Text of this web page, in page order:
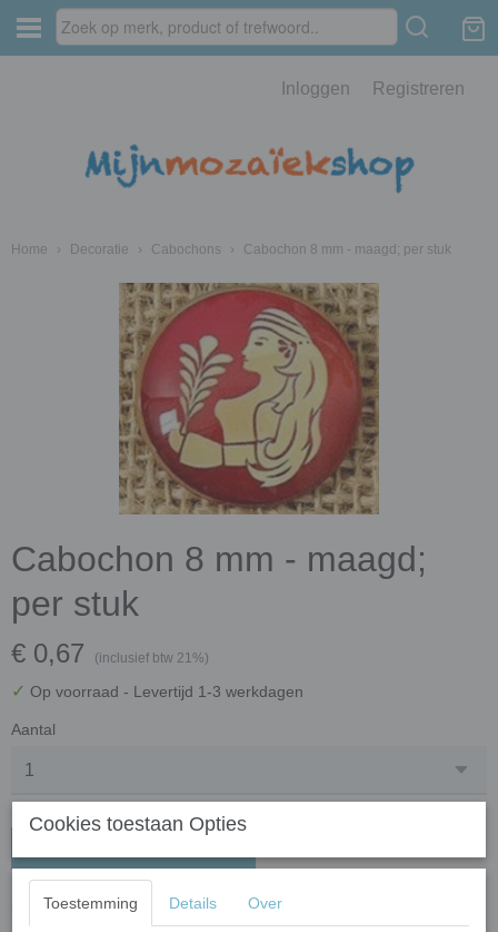
Inloggen Registreren
Home › Decoratie › Cabochons › Cabochon 8 mm - maagd; per stuk
Cabochon 8 mm - maagd;
per stuk
€ 0,67 (inclusief btw 21%)
✓ Op voorraad - Levertijd 1-3 werkdagen
Aantal
Materiaal:foto glas
Cookies toestaan Opties
Toestemming Details Over